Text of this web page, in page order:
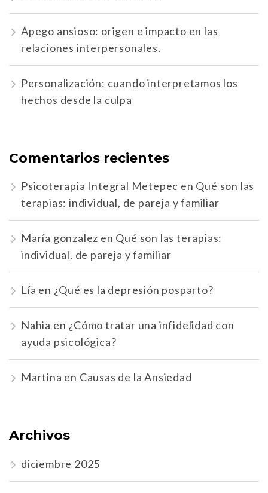
Apego ansioso: origen e impacto en las
relaciones interpersonales.
Personalización: cuando interpretamos los
hechos desde la culpa
Comentarios recientes
Psicoterapia Integral Metepec en Qué son las
terapias: individual, de pareja y familiar
María gonzalez en Qué son las terapias:
individual, de pareja y familiar
Lía en ¿Qué es la depresión posparto?
Nahia en ¿Cómo tratar una infidelidad con
ayuda psicológica?
Martina en Causas de la Ansiedad
Archivos
diciembre 2025